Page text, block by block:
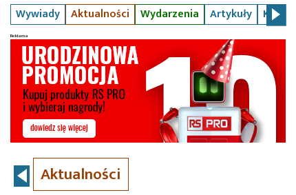
Wywiady Aktualności Wydarzenia Artykuły Kursy
Aktualności